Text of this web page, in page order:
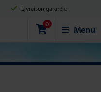
Livraison garantie
Achats sécurisés
PayPal ou Virement bancaire.
0 Menu